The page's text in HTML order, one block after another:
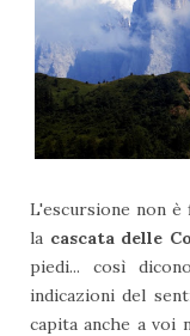
L'escursione non è
la cascata delle
piedi... così
indicazioni del
capita anche a voi